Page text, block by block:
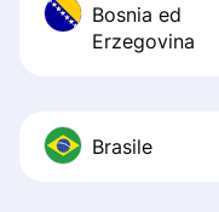
Bosnia ed
Erzegovina
Brasile